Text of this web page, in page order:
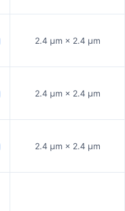
2.4 µm × 2.4 µm
2.4 µm × 2.4 µm
2.4 µm × 2.4 µm